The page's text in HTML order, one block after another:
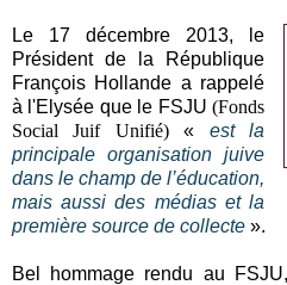
Le 17 décembre 2013, le
Président de la République
François Hollande a rappelé
à l'Elysée que le FSJU(Fonds
Social Juif Unifié)« est la
principale organisation juive
dans le champ de l’éducation,
mais aussi des médias et la
première source de collecte ».
Bel hommage rendu au